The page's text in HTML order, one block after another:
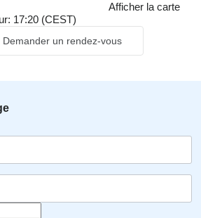
Afficher la carte
17:20 (CEST)
Demander un rendez-vous